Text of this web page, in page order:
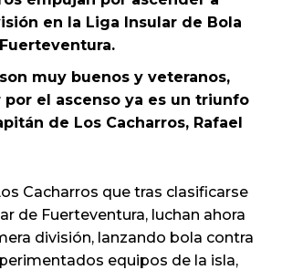
en la Liga Insular de Bola
muy buenos y veteranos,
por el ascenso ya es un triunfo
de Los Cacharros, Rafael
Cacharros que tras clasificarse
de Fuerteventura, luchan ahora
división, lanzando bola contra
equipos de la isla,